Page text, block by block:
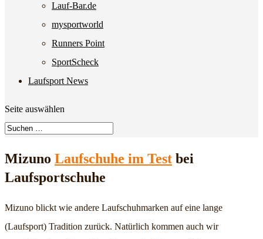
Lauf-Bar.de
mysportworld
Runners Point
SportScheck
Laufsport News
Seite auswählen
Mizuno Laufschuhe im Test bei
Laufsportschuhe
Mizuno blickt wie andere Laufschuhmarken auf eine lange
(Laufsport) Tradition zurück. Natürlich kommen auch wir